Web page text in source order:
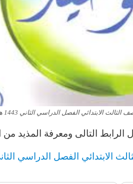
الابتدائي الفصل الدراسي الثاني 1443 هـ
التالى ومعرفة المذيد من
الفصل الدراسي الثاني 1443